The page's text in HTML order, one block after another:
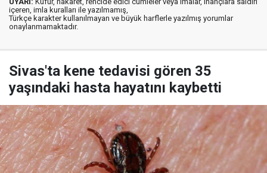
içeren, imla kuralları ile yazılmamış,
Türkçe karakter kullanılmayan ve büyük harflerle yazılmış yorumlar
onaylanmamaktadır.
Sivas'ta kene tedavisi gören 35
yaşındaki hasta hayatını kaybetti